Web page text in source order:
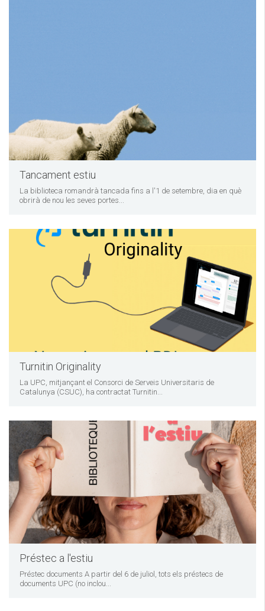
Tancament estiu
La biblioteca romandrà tancada fins a l'1 de setembre, dia en què
obrirà de nou les seves portes...
Turnitin Originality
La UPC, mitjançant el Consorci de Serveis Universitaris de
Catalunya (CSUC), ha contractat Turnitin...
Préstec a l'estiu
Préstec documents A partir del 6 de juliol, tots els préstecs de
documents UPC (no inclou...